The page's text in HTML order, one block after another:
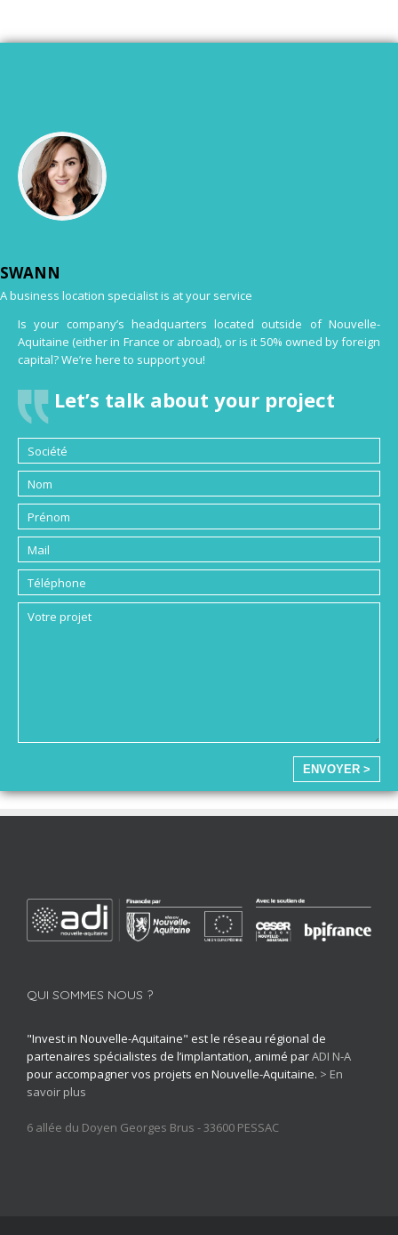
SWANN
A business location specialist is at your service
Is your company’s headquarters located outside of Nouvelle-
Aquitaine (either in France or abroad), or is it 50% owned by foreign
capital? We’re here to support you!
Let’s talk about your project
ENVOYER >
QUI SOMMES NOUS ?
"Invest in Nouvelle-Aquitaine" est le réseau régional de
partenaires spécialistes de l’implantation, animé parADI N-A
pour accompagner vos projets en Nouvelle-Aquitaine. > En
savoir plus
6 allée du Doyen Georges Brus - 33600 PESSAC